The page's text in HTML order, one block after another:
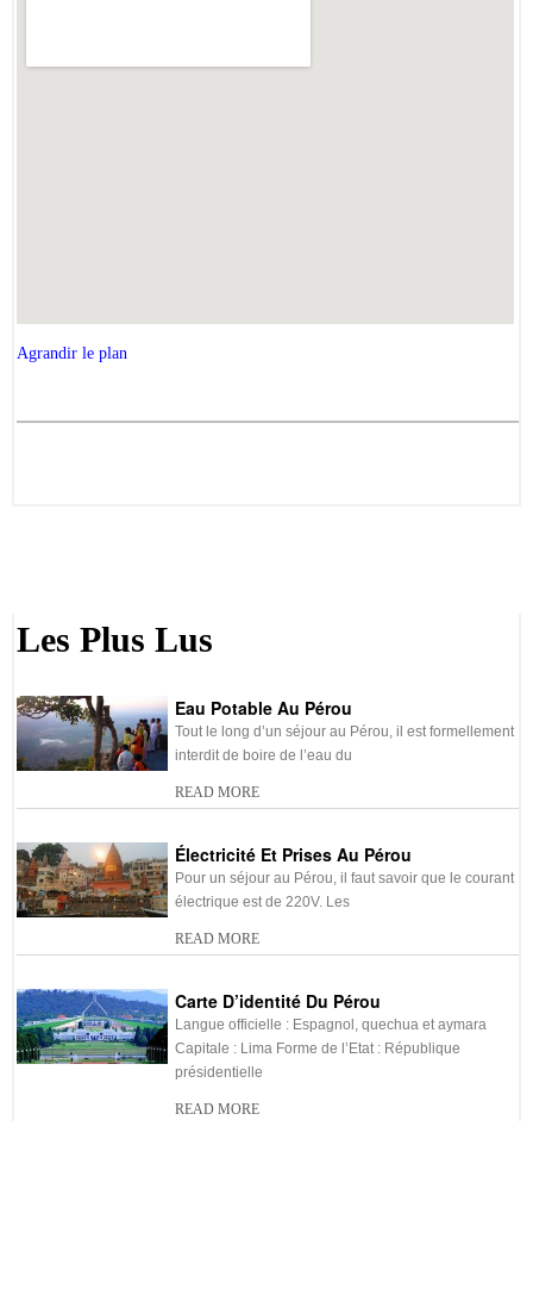
Agrandir le plan
Les Plus Lus
Eau Potable Au Pérou
Tout le long d’un séjour au Pérou, il est formellement
interdit de boire de l’eau du
READ MORE
Électricité Et Prises Au Pérou
Pour un séjour au Pérou, il faut savoir que le courant
électrique est de 220V. Les
READ MORE
Carte D’identité Du Pérou
Langue officielle : Espagnol, quechua et aymara
Capitale : Lima Forme de l’Etat : République
présidentielle
READ MORE